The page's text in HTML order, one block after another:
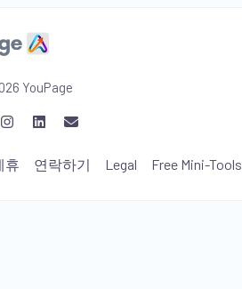
YouPage
휴 연락하기 Legal Free Mini-Tools